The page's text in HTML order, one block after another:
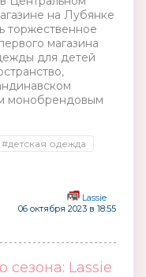
на Лубянке
торжественное
магазина
для детей
монобрендовым
#детская одежда
Lassie
06 октября 2023 в 18:55
сезона: Lassie